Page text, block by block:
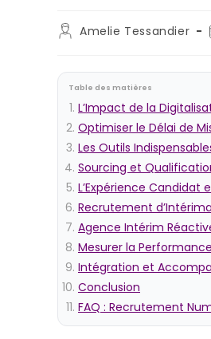
Amelie Tessandier
Table des matières
L’Impact de la
Optimiser le Délai de
Les Outils
Sourcing et
L’Expérience
Recrutement
Agence Intérim
Mesurer la
Intégration et
Conclusion
FAQ : Recrutement